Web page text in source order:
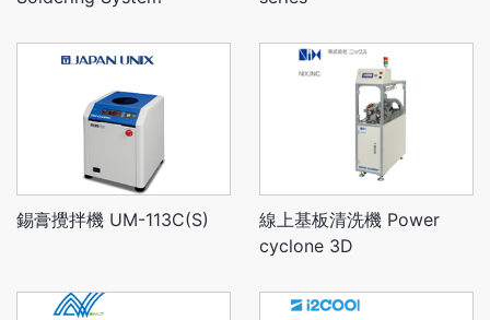
錫膏攪拌機 UM-113C(S)
線上基板清洗機 Power
cyclone 3D